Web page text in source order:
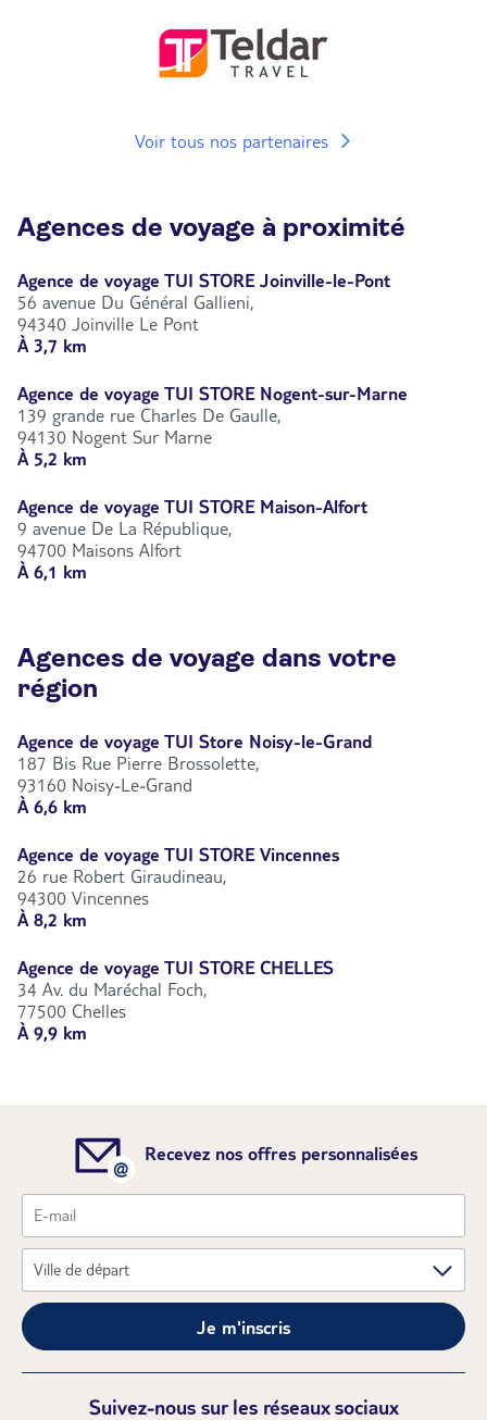
Voir tous nos partenaires
Agences de voyage à proximité
Agence de voyage TUI STORE Joinville-le-Pont
56 avenue Du Général Gallieni,
94340 Joinville Le Pont
À 3,7 km
Agence de voyage TUI STORE Nogent-sur-Marne
139 grande rue Charles De Gaulle,
94130 Nogent Sur Marne
À 5,2 km
Agence de voyage TUI STORE Maison-Alfort
9 avenue De La République,
94700 Maisons Alfort
À 6,1 km
Agences de voyage dans votre
région
Agence de voyage TUI Store Noisy-le-Grand
187 Bis Rue Pierre Brossolette,
93160 Noisy-Le-Grand
À 6,6 km
Agence de voyage TUI STORE Vincennes
26 rue Robert Giraudineau,
94300 Vincennes
À 8,2 km
Agence de voyage TUI STORE CHELLES
34 Av. du Maréchal Foch,
77500 Chelles
À 9,9 km
Recevez nos offres personnalisées
Je m'inscris
Suivez-nous sur les réseaux sociaux